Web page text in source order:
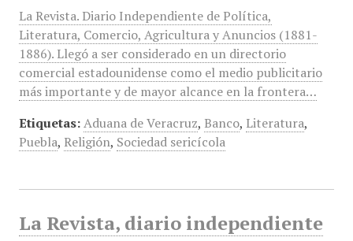
La Revista. Diario Independiente de Política,
Literatura, Comercio, Agricultura y Anuncios (1881-
1886). Llegó a ser considerado en un directorio
comercial estadounidense como el medio publicitario
más importante y de mayor alcance en la frontera…
Etiquetas: Aduana de Veracruz, Banco, Literatura,
Puebla, Religión, Sociedad sericícola
La Revista, diario independiente